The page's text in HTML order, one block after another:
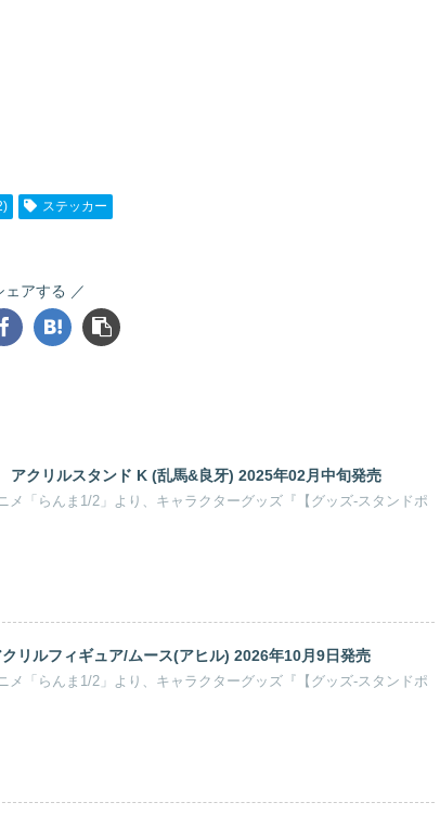
ステッカー
ェアする
アクリルスタンド K (乱馬&良牙) 2025年02月中旬発売
メ「らんま1/2」より、キャラクターグッズ『【グッズ-スタンドポ
リルフィギュア/ムース(アヒル) 2026年10月9日発売
メ「らんま1/2」より、キャラクターグッズ『【グッズ-スタンドポ